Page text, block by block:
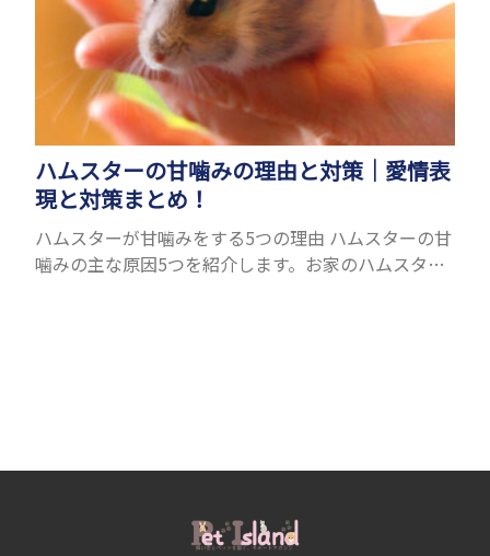
ハムスターの甘噛みの理由と対策｜愛情表
現と対策まとめ！
ハムスターが甘噛みをする5つの理由 ハムスターの甘
噛みの主な原因5つを紹介します。お家のハムスター